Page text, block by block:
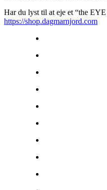
Har du lyst til at eje et “the
https://shop.dagmarnjord.com